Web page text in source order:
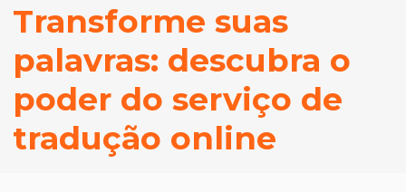
Transforme suas
palavras: descubra o
poder do serviço de
tradução online